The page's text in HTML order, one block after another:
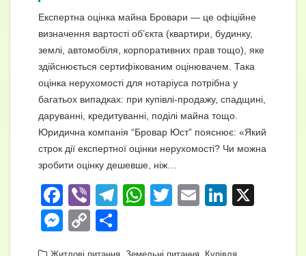
Експертна оцінка майна Бровари — це офіційне
визначення вартості об’єкта (квартири, будинку,
землі, автомобіля, корпоративних прав тощо), яке
здійснюється сертифікованим оцінювачем. Така
оцінка нерухомості для нотаріуса потрібна у
багатьох випадках: при купівлі-продажу, спадщині,
даруванні, кредитуванні, поділі майна тощо.
Юридична компанія “Бровар Юст” пояснює: «Який
строк дії експертної оцінки нерухомості? Чи можна
зробити оцінку дешевше, ніж…
F
a
c
Vi
b
er
T
W T
E
Li
M C